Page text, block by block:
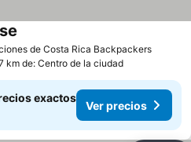
de Costa Rica BackpackersVer
km de: Centro de la ciudad
exactos
Ver precios